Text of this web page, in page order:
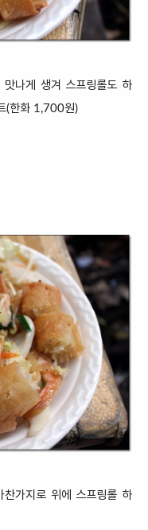
나게 생겨 스프링롤도 하
(한화 1,700원)
찬가지로 위에 스프링롤 하